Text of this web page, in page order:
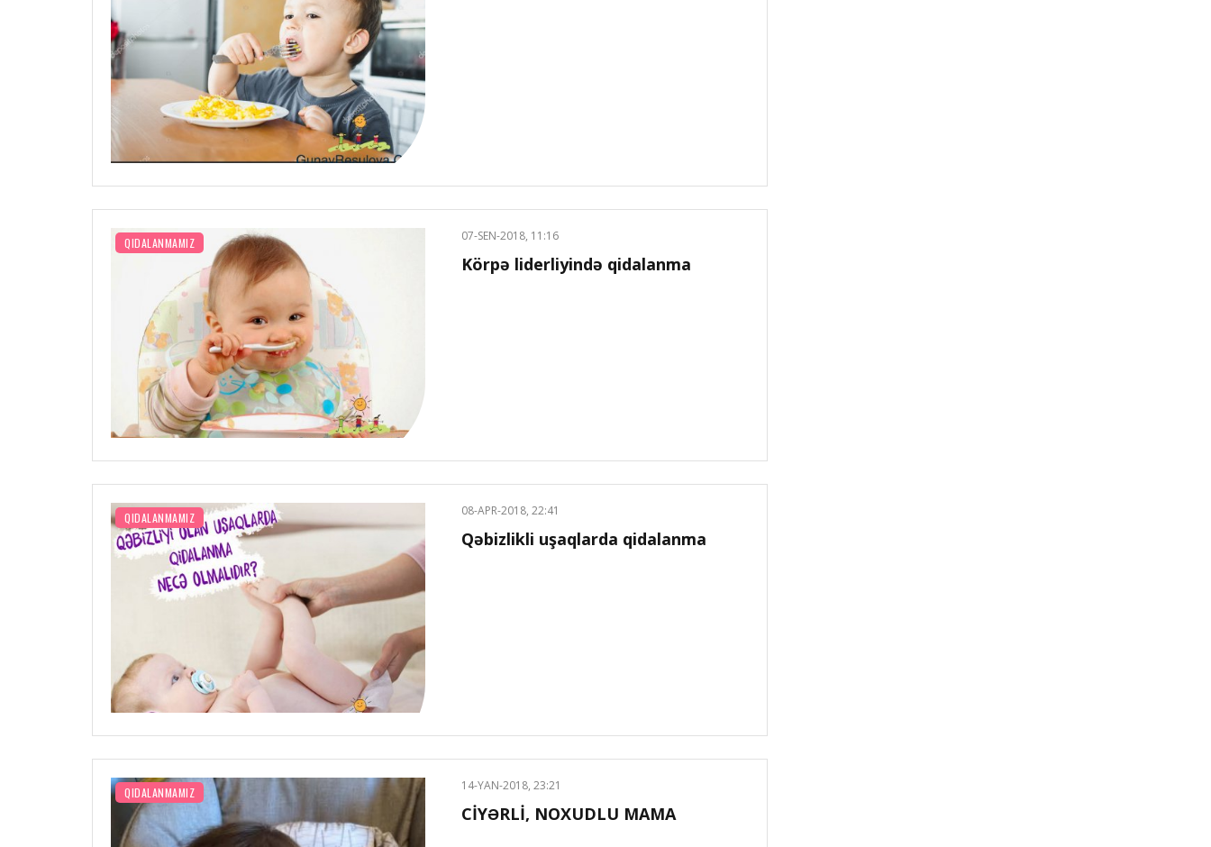
QIDALANMAMIZ 07-SEN-2018, 11:16
Körpə liderliyində qidalanma
QIDALANMAMIZ 08-APR-2018, 22:41
Qəbizlikli uşaqlarda qidalanma
QIDALANMAMIZ 14-YAN-2018, 23:21
CİYƏRLİ, NOXUDLU MAMA